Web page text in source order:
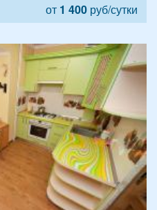
от 1 400 руб/сутки